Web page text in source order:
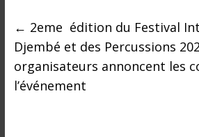
← 2eme édition du Festival
Djembé et des Percussions
organisateurs annoncent les
l’événement